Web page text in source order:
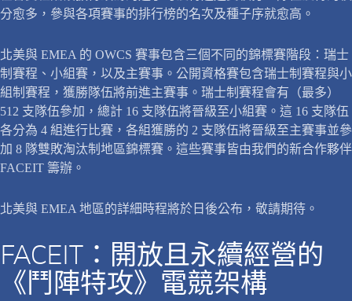
分愈多，參與各項賽事的排行榜的名次及種子序就愈高。
北美與 EMEA 的 OWCS 賽事包含三個不同的錦標賽階段：瑞士
制賽程、小組賽，以及主賽事。公開資格賽包含瑞士制賽程與小
組制賽程，獲勝隊伍將前進主賽事。瑞士制賽程會有（最多）
512 支隊伍參加，總計 16 支隊伍將晉級至小組賽。這 16 支隊伍
各分為 4 組進行比賽，各組獲勝的 2 支隊伍將晉級至主賽事並參
加 8 隊雙敗淘汰制地區錦標賽。這些賽事皆由我們的新合作夥伴
FACEIT 籌辦。
北美與 EMEA 地區的詳細時程將於日後公布，敬請期待。
FACEIT：開放且永續經營的
《鬥陣特攻》電競架構